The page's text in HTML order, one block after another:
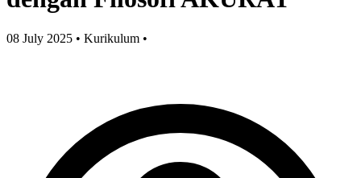
08 July 2025 • Kurikulum •